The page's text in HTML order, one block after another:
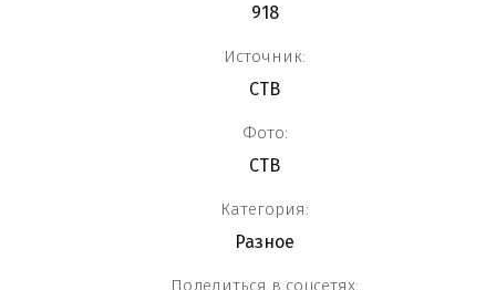
918
Источник:
СТВ
Фото:
СТВ
Категория:
Разное
Поделиться в соцсетях: